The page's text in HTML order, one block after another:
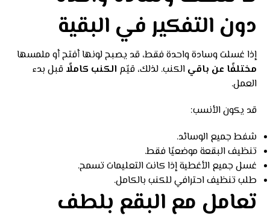
دون التفكير في البقية
إذا غسلت وسادة واحدة فقط، قد يصبح لونها أفتح أو ملمسها
مختلفًا عن باقي الكنب. لذلك، قيّم الكنب كاملًا قبل بدء
العمل.
قد يكون الأنسب:
شفط جميع الوسائد.
تنظيف البقعة موضعيًا فقط.
غسل جميع الأغطية إذا كانت التعليمات تسمح.
طلب تنظيف احترافي للكنب بالكامل.
تعامل مع البقع بلطف